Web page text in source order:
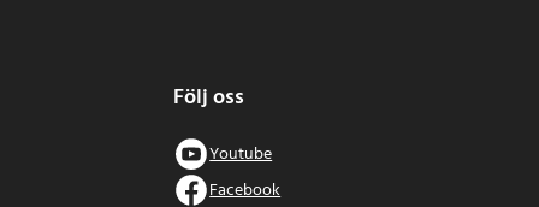
Följ oss
Youtube
Facebook